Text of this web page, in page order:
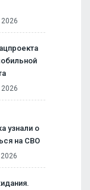
2026
2026
узнали о
на СВО